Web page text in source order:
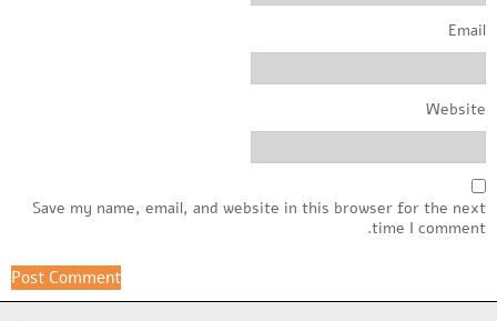
Email
Website
Save my name, email, and website in this browser for the next
time I comment.